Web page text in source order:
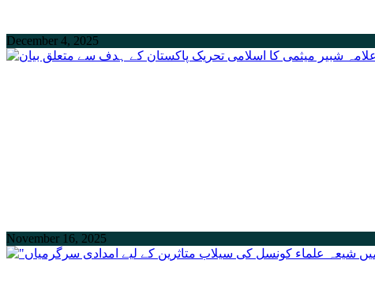
December 4, 2025
November 16, 2025